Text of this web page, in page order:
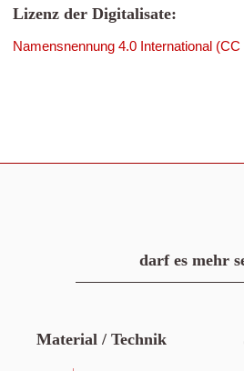
Lizenz der Digitalisate:
Namensnennung 4.0 International (CC
darf es mehr
Material / Technik